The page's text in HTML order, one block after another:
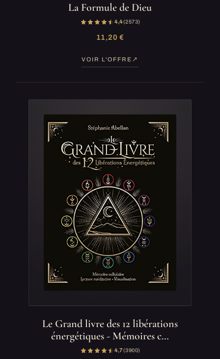
La Formule de Dieu
4,4(2 573)
11,20 €
VOIR L'OFFRE
Le Grand livre des 12 libérations
énergétiques - Mémoires c…
4,7(3 900)